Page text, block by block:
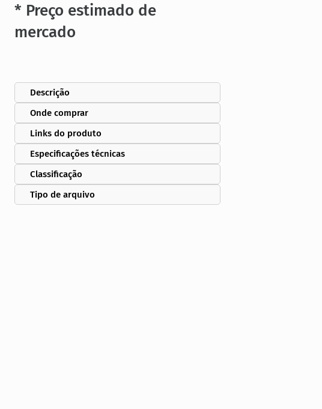
* Preço estimado de
mercado
Descrição
Onde comprar
Links do produto
Especificações técnicas
Classificação
Tipo de arquivo